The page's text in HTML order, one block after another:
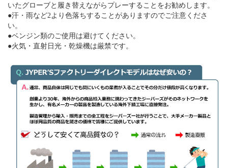
いたグローブと履き替えながらプレーすることをお勧めします。
●汗・雨など2より色落ちすることがありますのでご注意くださ
い。
●ベンジン類のご使用は避けてください。
●火気・直射日光・乾燥機は厳禁です。